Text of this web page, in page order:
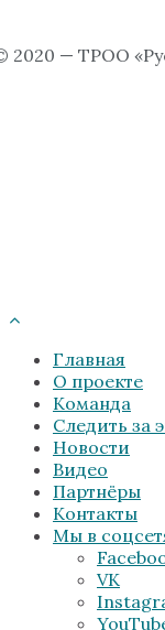
2020 — ТРОО
Главная
О проекте
Команда
Следить за
Новости
Видео
Партнёры
Контакты
Мы в
VK